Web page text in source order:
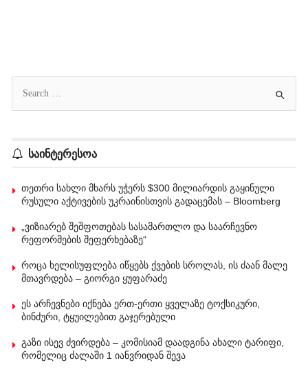
საინტერესოა
თეთრი სახლი მხარს უჭერს $300 მილიარდის გაყინული
რუსული აქტივების უკრაინისთვის გადაცემას – Bloomberg
„ვიზიარებ შეშფოთებას სასამართლო და საარჩევნო
რეფორმების შეფერხებაზე“
როცა ხელისუფლება იწყებს ქვების სროლას, ის ძაან მალე
მთავრდება – გიორგი ყუფარაძე
ეს არჩევნები იქნება ერთ-ერთი ყველაზე ტოქსიკური,
ბინძური, ტყუილებით გაჯერებული
გაზი ისევ ძვირდება – კომისიამ დაადგინა ახალი ტარიფი,
რომელიც ძალაში 1 იანვრიდან შევა